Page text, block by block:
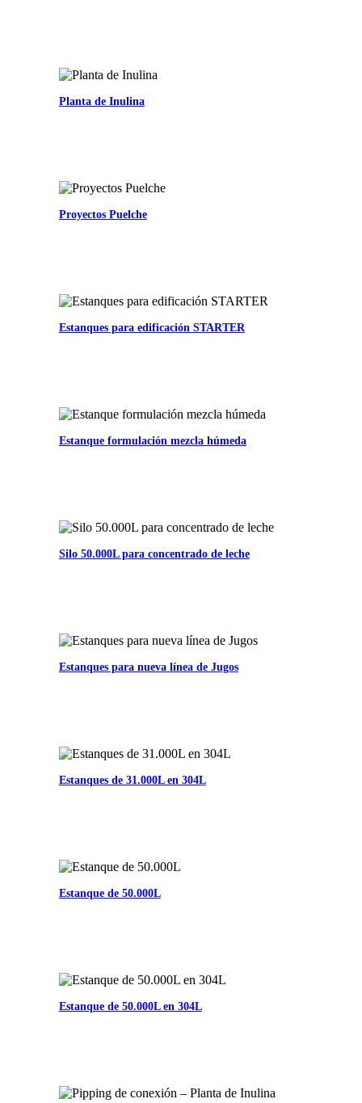
Planta de Inulina
Proyectos Puelche
Estanques para edificación STARTER
Estanque formulación mezcla húmeda
Silo 50.000L para concentrado de leche
Estanques para nueva línea de Jugos
Estanques de 31.000L en 304L
Estanque de 50.000L
Estanque de 50.000L en 304L